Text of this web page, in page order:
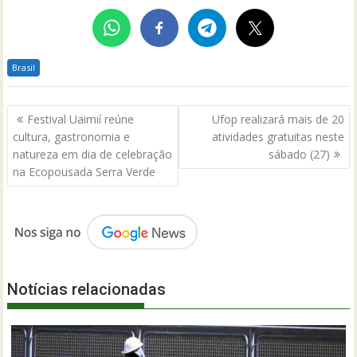
Brasil
Navegação
de
Post
Festival Uaimií reúne
cultura, gastronomia e
natureza em dia de celebração
na Ecopousada Serra Verde
Ufop realizará mais de 20
atividades gratuitas neste
sábado (27)
Notícias relacionadas